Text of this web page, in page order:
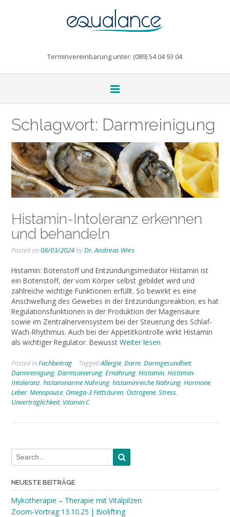
Terminvereinbarung unter: (089) 54 04 93 04
Schlagwort: Darmreinigung
Histamin-Intoleranz erkennen
und behandeln
Posted on08/03/2024byDr. Andreas Wies
Histamin: Botenstoff und Entzündungsmediator Histamin ist
ein Botenstoff, der vom Körper selbst gebildet wird und
zahlreiche wichtige Funktionen erfüllt. So bewirkt es eine
Anschwellung des Gewebes in der Entzündungsreaktion; es hat
Regulationsfunktionen in der Produktion der Magensäure
sowie im Zentralnervensystem bei der Steuerung des Schlaf-
Wach-Rhythmus. Auch bei der Appetitkontrolle wirkt Histamin
als wichtiger Regulator. Bewusst Weiter lesen
Posted inFachbeitrag TaggedAllergie, Darm, Darmgesundheit,
Darmreinigung, Darmsanierung, Ernährung, Histamin, Histamin-
Intoleranz, histaminarme Nahrung, histaminreiche Nahrung, Hormone,
Leber, Menopause, Omega-3 Fettsäuren, Östrogene, Stress,
Unverträglichkeit, Vitamin C
NEUESTE BEITRÄGE
Mykotherapie – Therapie mit Vitalpilzen
Zoom-Vortrag 13.10.25 | Biolifting